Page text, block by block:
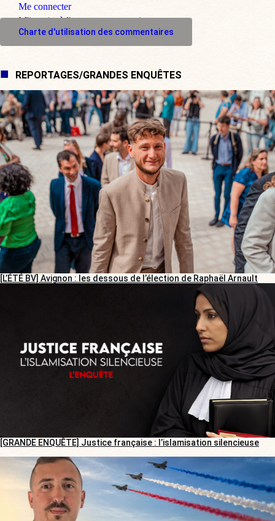
Me connecter
M'inscrire à l'espace commentaire
Charte d'utilisation des commentaires
REPORTAGES/GRANDES ENQUÊTES
[L’ÉTÉ BV] Avignon : les dessous de l’élection de Raphaël Arnault
[GRANDE ENQUÊTE] Justice française : l’islamisation silencieuse